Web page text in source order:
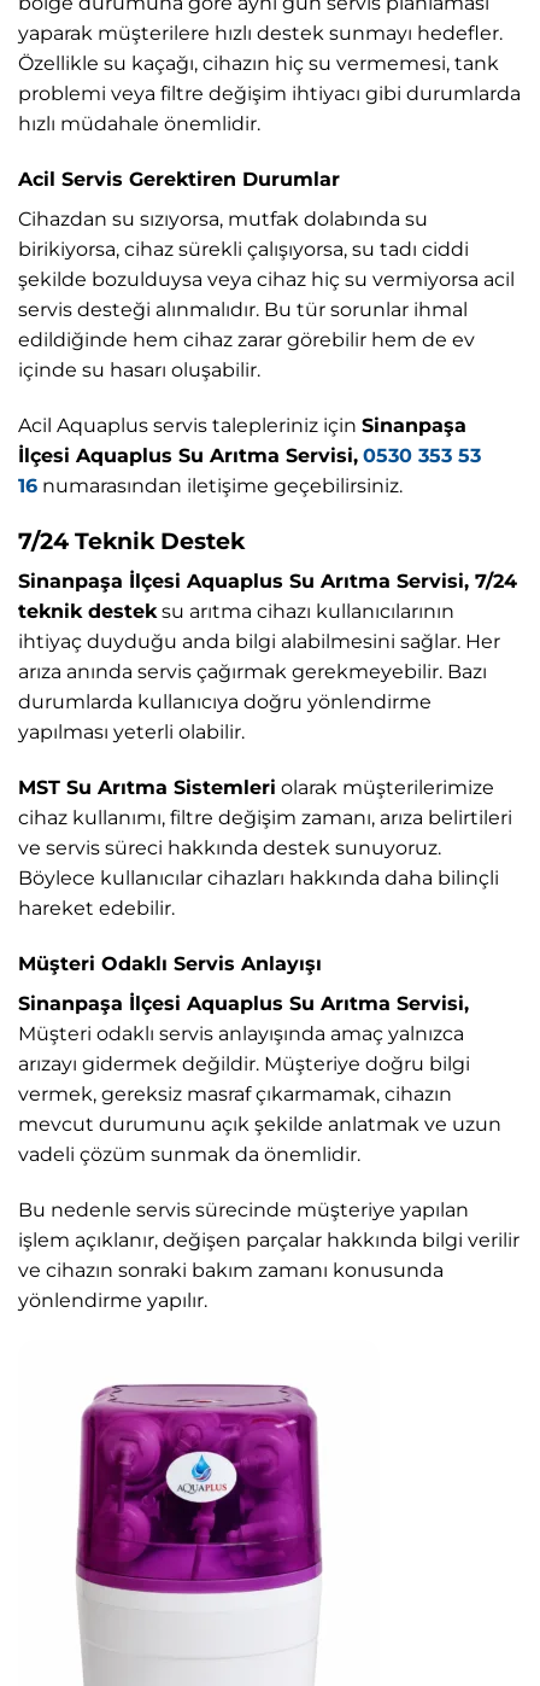
yaparak müşterilere hızlı destek sunmayı hedefler.
Özellikle su kaçağı, cihazın hiç su vermemesi, tank
problemi veya filtre değişim ihtiyacı gibi durumlarda
hızlı müdahale önemlidir.
Acil Servis Gerektiren Durumlar
Cihazdan su sızıyorsa, mutfak dolabında su
birikiyorsa, cihaz sürekli çalışıyorsa, su tadı ciddi
şekilde bozulduysa veya cihaz hiç su vermiyorsa acil
servis desteği alınmalıdır. Bu tür sorunlar ihmal
edildiğinde hem cihaz zarar görebilir hem de ev
içinde su hasarı oluşabilir.
Acil Aquaplus servis talepleriniz için Sinanpaşa
İlçesi Aquaplus Su Arıtma Servisi, 0530 353 53
16 numarasından iletişime geçebilirsiniz.
7/24 Teknik Destek
Sinanpaşa İlçesi Aquaplus Su Arıtma Servisi, 7/24
teknik desteksu arıtma cihazı kullanıcılarının
ihtiyaç duyduğu anda bilgi alabilmesini sağlar. Her
arıza anında servis çağırmak gerekmeyebilir. Bazı
durumlarda kullanıcıya doğru yönlendirme
yapılması yeterli olabilir.
MST Su Arıtma Sistemleri olarak müşterilerimize
cihaz kullanımı, filtre değişim zamanı, arıza belirtileri
ve servis süreci hakkında destek sunuyoruz.
Böylece kullanıcılar cihazları hakkında daha bilinçli
hareket edebilir.
Müşteri Odaklı Servis Anlayışı
Sinanpaşa İlçesi Aquaplus Su Arıtma Servisi,
Müşteri odaklı servis anlayışında amaç yalnızca
arızayı gidermek değildir. Müşteriye doğru bilgi
vermek, gereksiz masraf çıkarmamak, cihazın
mevcut durumunu açık şekilde anlatmak ve uzun
vadeli çözüm sunmak da önemlidir.
Bu nedenle servis sürecinde müşteriye yapılan
işlem açıklanır, değişen parçalar hakkında bilgi verilir
ve cihazın sonraki bakım zamanı konusunda
yönlendirme yapılır.